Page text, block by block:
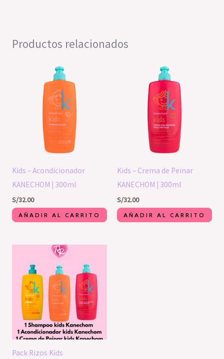
Productos relacionados
Kids – Acondicionador
KANECHOM | 300ml
S/32.00
AÑADIR AL CARRITO
Kids – Crema de Peinar
KANECHOM | 300ml
S/32.00
AÑADIR AL CARRITO
Pack Rizos Kids